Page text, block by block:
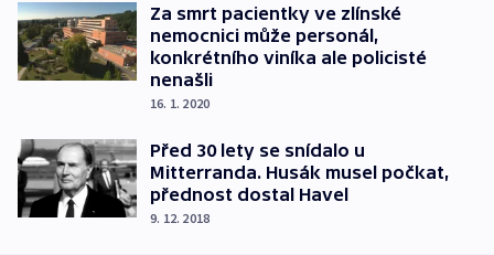
Za smrt pacientky ve zlínské
nemocnici může personál,
konkrétního viníka ale policisté
nenašli
16. 1. 2020
Před 30 lety se snídalo u
Mitterranda. Husák musel počkat,
přednost dostal Havel
9. 12. 2018